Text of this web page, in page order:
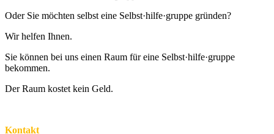
Oder Sie möchten selbst eine Selbst·hilfe·gruppe gründen?
Wir helfen Ihnen.
Sie können bei uns einen Raum für eine Selbst·hilfe·gruppe
bekommen.
Der Raum kostet kein Geld.
Kontakt